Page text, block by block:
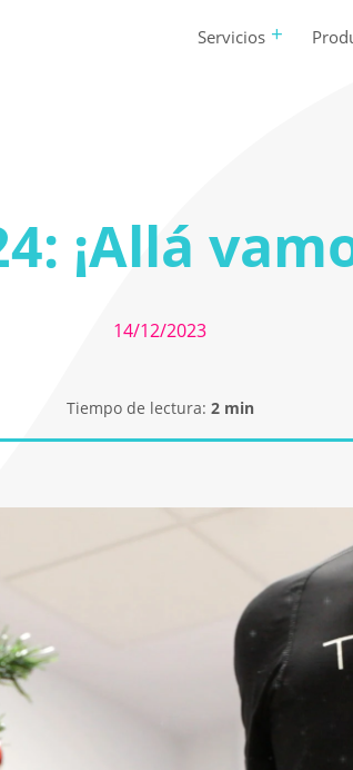
Servicios
¡Allá
14/12/2023
Tiempo de lectura: 2 min